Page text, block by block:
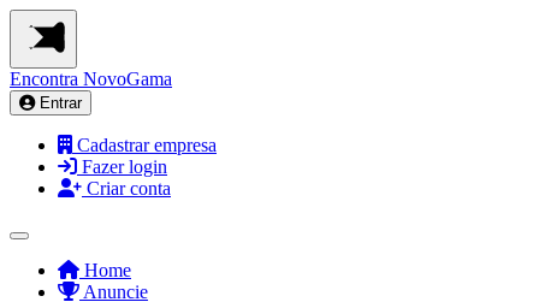
Encontra NovoGama
Entrar
Cadastrar empresa
Fazer login
Criar conta
Home
Anuncie